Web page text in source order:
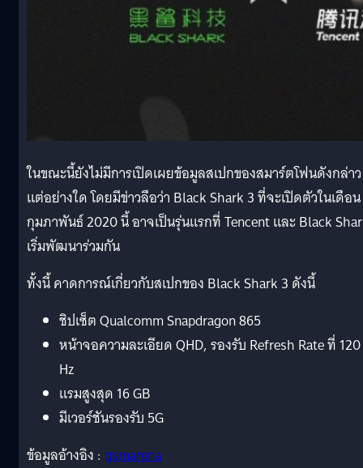
ในขณะนี้ยังไม่มีการเปิดเผยข้อมูลสเปกของสมาร์ตโฟนดังกล่าว
แต่อย่างใด โดยมีข่าวลือว่า Black Shark 3 ที่จะเปิดตัวในเดือน
กุมภาพันธ์ 2020 นี้ อาจเป็นรุ่นแรกที่ Tencent และ Black
เริ่มพัฒนาร่วมกัน
ทั้งนี้ คาดการณ์เกี่ยวกับสเปกของ Black Shark 3 ดังนี้
ชิปเซ็ต Qualcomm Snapdragon 865
หน้าจอความละเอียด QHD, รองรับ Refresh Rate ที่ 120
Hz
แรมสูงสุด 16 GB
มีเวอร์ชันรองรับ 5G
ข้อมูลอ้างอิง : gsmarena